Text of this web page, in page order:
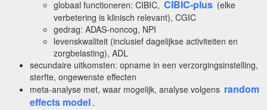
globaal functioneren: CIBIC, CIBIC-plus (elke
verbetering is klinisch relevant), CGIC
gedrag: ADAS-noncog, NPI
levenskwaliteit (inclusief dagelijkse activiteiten en
zorgbelasting), ADL
secundaire uitkomsten: opname in een verzorgingsinstelling,
sterfte, ongewenste effecten
meta-analyse met, waar mogelijk, analyse volgens random
effects model .